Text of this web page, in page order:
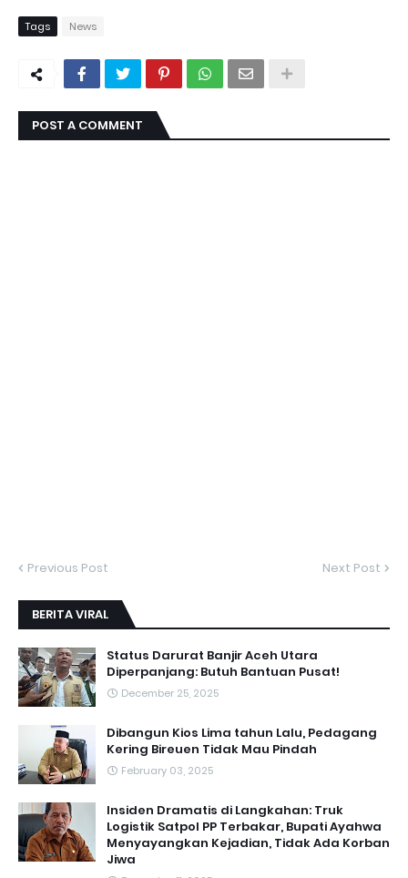
Tags News
POST A COMMENT
Previous Post Next Post
BERITA VIRAL
Status Darurat Banjir Aceh Utara
Diperpanjang: Butuh Bantuan Pusat!
December 25, 2025
Dibangun Kios Lima tahun Lalu, Pedagang
Kering Bireuen Tidak Mau Pindah
February 03, 2025
Insiden Dramatis di Langkahan: Truk
Logistik Satpol PP Terbakar, Bupati Ayahwa
Menyayangkan Kejadian, Tidak Ada Korban
Jiwa